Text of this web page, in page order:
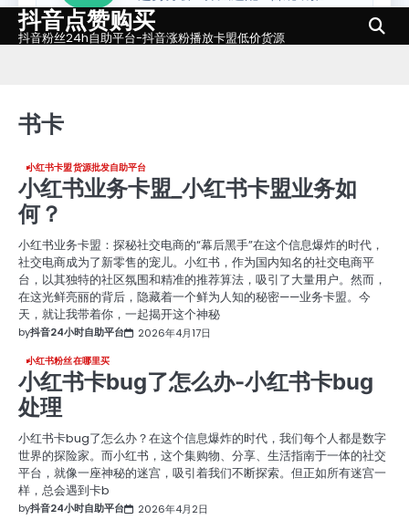
Skip抖音点赞购买
抖音粉丝24h自助平台-抖音涨粉播放卡盟低价货源
书卡
小红书卡盟货源批发自助平台
小红书业务卡盟_小红书卡盟业务如
何？
小红书业务卡盟：探秘社交电商的“幕后黑手”在这个信息爆炸的时代，
社交电商成为了新零售的宠儿。小红书，作为国内知名的社交电商平
台，以其独特的社区氛围和精准的推荐算法，吸引了大量用户。然而，
在这光鲜亮丽的背后，隐藏着一个鲜为人知的秘密——业务卡盟。今
天，就让我带着你，一起揭开这个神秘
by抖音24小时自助平台 2026年4月17日
小红书粉丝在哪里买
小红书卡bug了怎么办-小红书卡bug
处理
小红书卡bug了怎么办？在这个信息爆炸的时代，我们每个人都是数字
世界的探险家。而小红书，这个集购物、分享、生活指南于一体的社交
平台，就像一座神秘的迷宫，吸引着我们不断探索。但正如所有迷宫一
样，总会遇到卡b
by抖音24小时自助平台 2026年4月2日